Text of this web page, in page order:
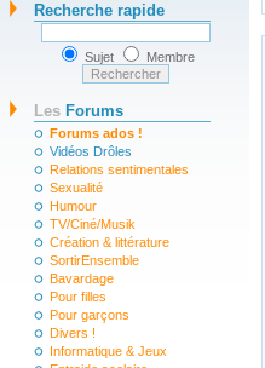
Recherche rapide
Sujet Membre
Les Forums
Forums ados !
Vidéos Drôles
Relations sentimentales
Sexualité
Humour
TV/Ciné/Musik
Création & littérature
SortirEnsemble
Bavardage
Pour filles
Pour garçons
Divers !
Informatique & Jeux